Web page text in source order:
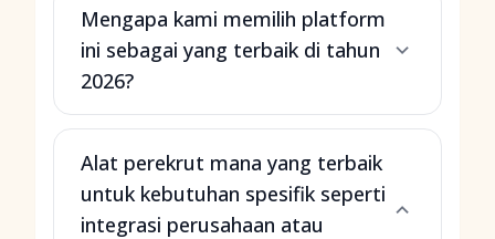
Mengapa kami memilih platform
ini sebagai yang terbaik di tahun
2026?
Alat perekrut mana yang terbaik
untuk kebutuhan spesifik seperti
integrasi perusahaan atau